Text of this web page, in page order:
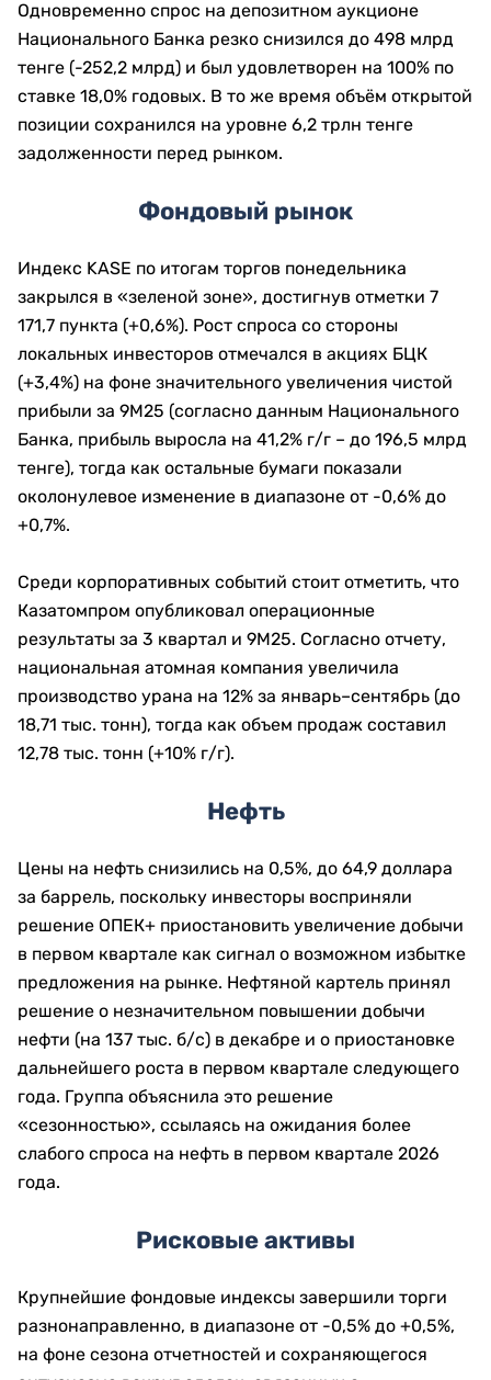
Одновременно спрос на депозитном аукционе
Национального Банка резко снизился до 498 млрд
тенге (-252,2 млрд) и был удовлетворен на 100% по
ставке 18,0% годовых. В то же время объём открытой
позиции сохранился на уровне 6,2 трлн тенге
задолженности перед рынком.
Фондовый рынок
Индекс KASE по итогам торгов понедельника
закрылся в «зеленой зоне», достигнув отметки 7
171,7 пункта (+0,6%). Рост спроса со стороны
локальных инвесторов отмечался в акциях БЦК
(+3,4%) на фоне значительного увеличения чистой
прибыли за 9М25 (согласно данным Национального
Банка, прибыль выросла на 41,2% г/г – до 196,5 млрд
тенге), тогда как остальные бумаги показали
околонулевое изменение в диапазоне от -0,6% до
+0,7%.
Среди корпоративных событий стоит отметить, что
Казатомпром опубликовал операционные
результаты за 3 квартал и 9М25. Согласно отчету,
национальная атомная компания увеличила
производство урана на 12% за январь–сентябрь (до
18,71 тыс. тонн), тогда как объем продаж составил
12,78 тыс. тонн (+10% г/г).
Нефть
Цены на нефть снизились на 0,5%, до 64,9 доллара
за баррель, поскольку инвесторы восприняли
решение ОПЕК+ приостановить увеличение добычи
в первом квартале как сигнал о возможном избытке
предложения на рынке. Нефтяной картель принял
решение о незначительном повышении добычи
нефти (на 137 тыс. б/с) в декабре и о приостановке
дальнейшего роста в первом квартале следующего
года. Группа объяснила это решение
«сезонностью», ссылаясь на ожидания более
слабого спроса на нефть в первом квартале 2026
года.
Рисковые активы
Крупнейшие фондовые индексы завершили торги
разнонаправленно, в диапазоне от -0,5% до +0,5%,
на фоне сезона отчетностей и сохраняющегося